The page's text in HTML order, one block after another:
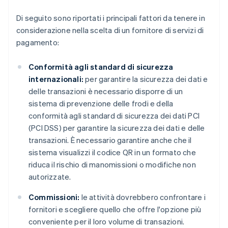
Di seguito sono riportati i principali fattori da tenere in
considerazione nella scelta di un fornitore di servizi di
pagamento:
Conformità agli standard di sicurezza
internazionali: per garantire la sicurezza dei dati e
delle transazioni è necessario disporre di un
sistema di prevenzione delle frodi e della
conformità agli standard di sicurezza dei dati PCI
(PCI DSS) per garantire la sicurezza dei dati e delle
transazioni. È necessario garantire anche che il
sistema visualizzi il codice QR in un formato che
riduca il rischio di manomissioni o modifiche non
autorizzate.
Commissioni: le attività dovrebbero confrontare i
fornitori e scegliere quello che offre l'opzione più
conveniente per il loro volume di transazioni.